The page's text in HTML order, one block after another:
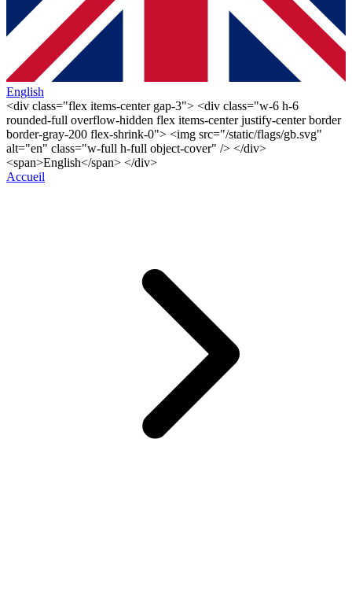
English
<div class="flex items-center gap-3"> <div class="w-6 h-6
rounded-full overflow-hidden flex items-center justify-center border
border-gray-200 flex-shrink-0"> <img src="/static/flags/gb.svg"
alt="en" class="w-full h-full object-cover" /> </div>
<span>English</span> </div>
Accueil